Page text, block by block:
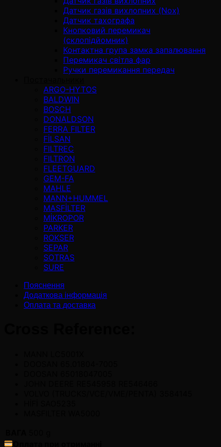
Датчик газів вихлопних (Nox)
Датчик тахографа
Кнопковий перемикач
(склопідйомник)
Контактна група замка запалювання
Перемикач світла фар
Ручки перемикання передач
ARGO-HYTOS
BALDWIN
BOSCH
DONALDSON
FERRA FILTER
FİLSAN
FILTREC
FILTRON
FLEETGUARD
GEM-FA
MAHLE
MANN+HUMMEL
MASFİLTER
MİKROPOR
PARKER
ROKSER
SEPAR
SOTRAS
SURE
Пояснення
Додаткова інформація
Оплата та доставка